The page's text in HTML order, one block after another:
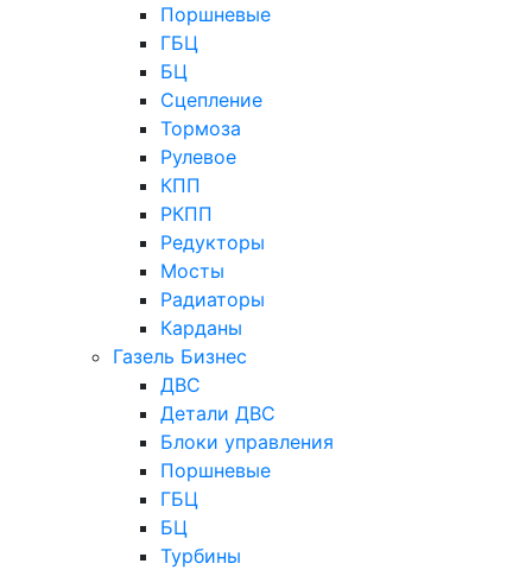
Поршневые
ГБЦ
БЦ
Сцепление
Тормоза
Рулевое
КПП
РКПП
Редукторы
Мосты
Радиаторы
Карданы
Газель Бизнес
ДВС
Детали ДВС
Блоки управления
Поршневые
ГБЦ
БЦ
Турбины